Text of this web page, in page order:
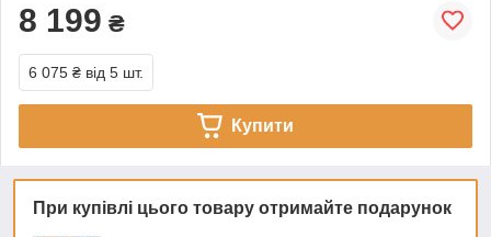
8 199 ₴
6 075 ₴ від 5 шт.
Купити
При купівлі цього товару отримайте подарунок